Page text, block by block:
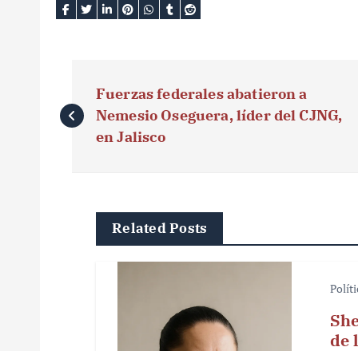
a
Fuerzas federales abatieron a
Nemesio Oseguera, líder del CJNG,
en Jalisco
Related Posts
de